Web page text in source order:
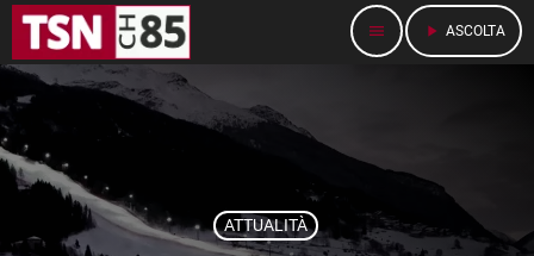
menu play_arrow ASCOLTA
ATTUALITÀ